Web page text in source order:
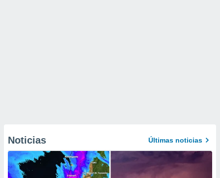
Noticias Últimas noticias